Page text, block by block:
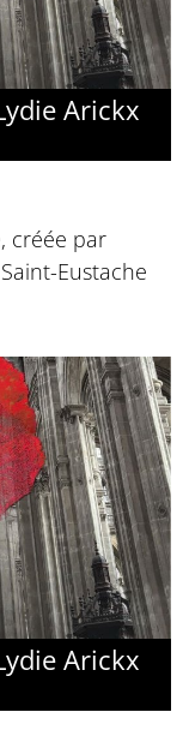
Arickx
créée par
Eustache
Arickx